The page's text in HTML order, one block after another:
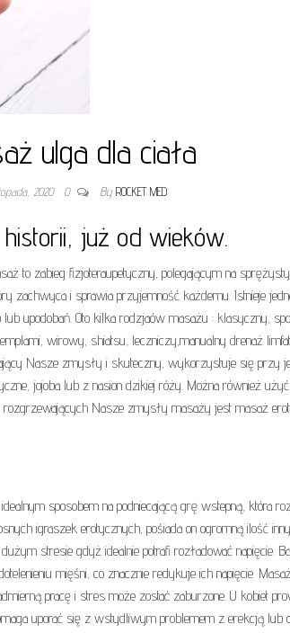
ulga dla ciała
2020 0 By ROCKET MED
już od wieków.
to zabieg fizjoteraupetyczny, polegającym na
zachwyca i sprawia przyjemność każdemu. Istnieje
upodobań. Oto kilka rodzjaów masażu : klasyczny,
wirowy, shiatsu, leczniczy,manualny drenaż
Nasze zmysły i skuteczny, wykorzystuje się przy
jojoba lub z nasion dzikiej róży. Można również
Nasze zmysły masaży jest masaż
sposobem na podniecającą grę wstepną, która
igraszek erotycznych, pośiada on ogromną ilość
stresie gdyż idealnie potrafi rozładować napięcie.
mięśni, co znacznie redykuje ich napięcie.
pracę i stres może zostać zaburzone. U kobiet
uporać się z wstydliwym problemem z erekcją lub